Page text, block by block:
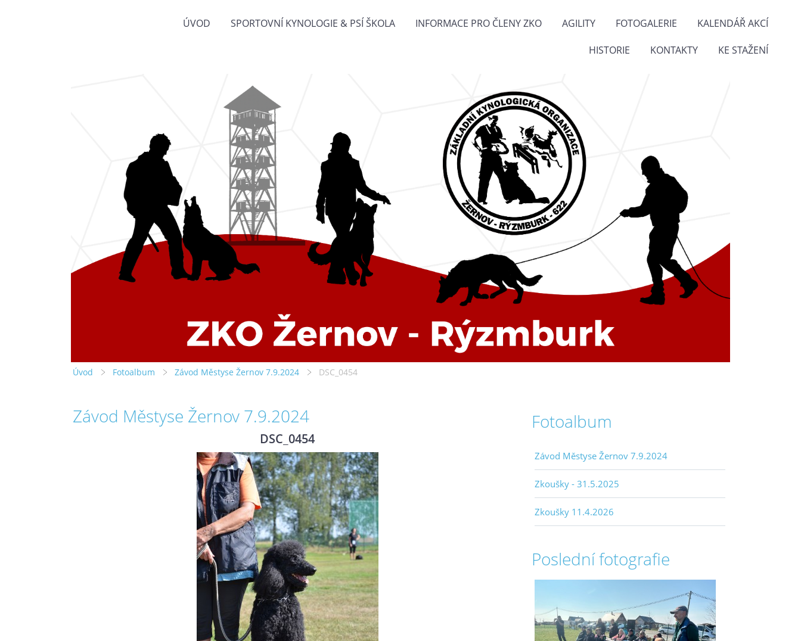
ÚVOD SPORTOVNÍ KYNOLOGIE & PSÍ ŠKOLA INFORMACE PRO ČLENY ZKO AGILITY FOTOGALERIE KALENDÁŘ AKCÍ
HISTORIE KONTAKTY KE STAŽENÍ
Úvod Fotoalbum Závod Městyse Žernov 7.9.2024 DSC_0454
Závod Městyse Žernov 7.9.2024
DSC_0454
Fotoalbum
Závod Městyse Žernov 7.9.2024
Zkoušky - 31.5.2025
Zkoušky 11.4.2026
Poslední fotografie